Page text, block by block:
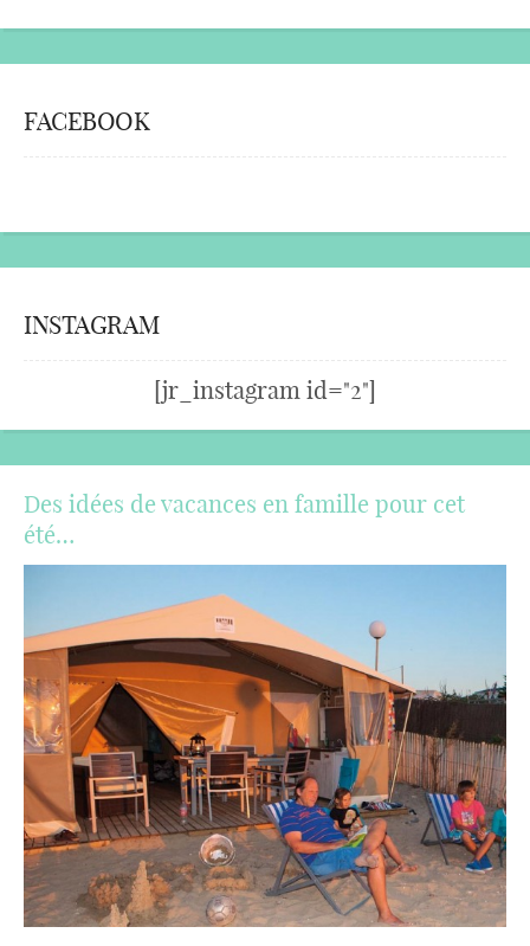
FACEBOOK
INSTAGRAM
[jr_instagram id="2"]
Des idées de vacances en famille pour cet
été…